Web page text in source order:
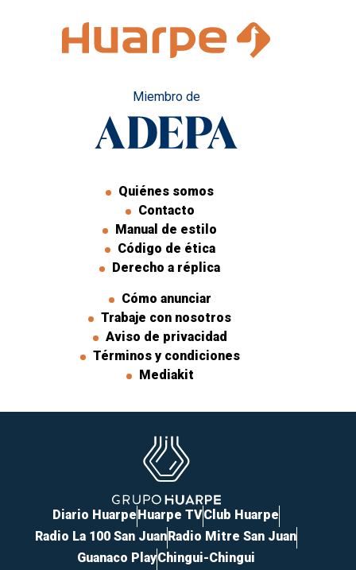
Miembro de
Quiénes somos
Contacto
Manual de estilo
Código de ética
Derecho a réplica
Cómo anunciar
Trabaje con nosotros
Aviso de privacidad
Términos y condiciones
Mediakit
Diario HuarpeHuarpe TVClub Huarpe
Radio La 100 San JuanRadio Mitre San Juan
Guanaco PlayChingui-Chingui